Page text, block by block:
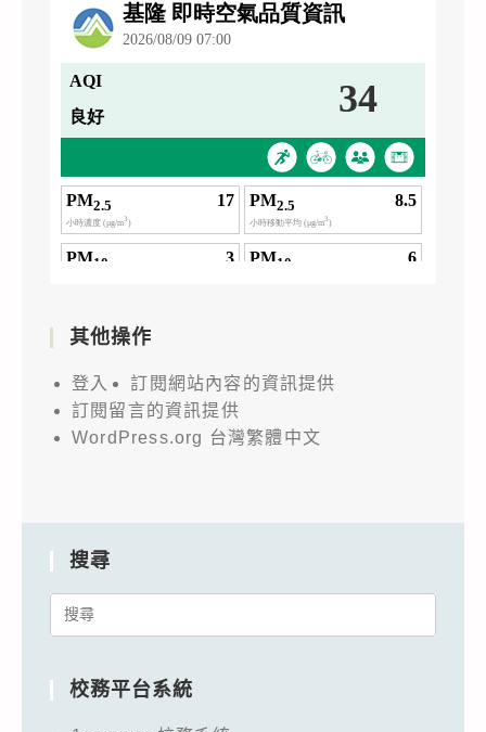
其他操作
登入
訂閱網站內容的資訊提供
訂閱留言的資訊提供
WordPress.org 台灣繁體中文
搜尋
Search
校務平台系統